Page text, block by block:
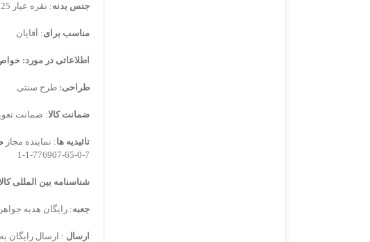
جنس بدنه: نقره عیار 925
مناسب برای: آقایان
اطلاعاتی در مورد:
طراحی: طرح سنتی
ضمانت کالا: ضمانت تعویض و
تائیدیه ها: نماینده مجاز
7-0-65-776907-1-1
شناسنامه بین المللی
جعبه: رایگان هدیه
ارسال : ارسال رایگان